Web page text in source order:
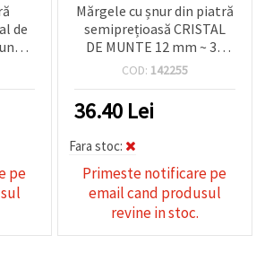
de
6
–
pe
Mărgele cu șnur din piatră
semiprețioasă CRISTAL
DE MUNTE 12 mm ~ 33
bucăți
COD: 142255
36.40 Lei
Fara stoc:
Primeste notificare pe
email cand produsul
revine in stoc.